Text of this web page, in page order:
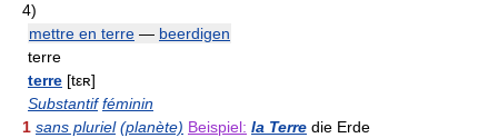
4)
mettre en terre — beerdigen
terre
terre [tεʀ]
Substantif féminin
1 sans pluriel (planète) Beispiel: la Terre die Erde